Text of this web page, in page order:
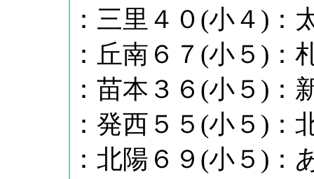
：三里４０(小４)：
：丘南６７(小５)：
：苗本３６(小５)：
：発西５５(小５)：
：北陽６９(小５)：